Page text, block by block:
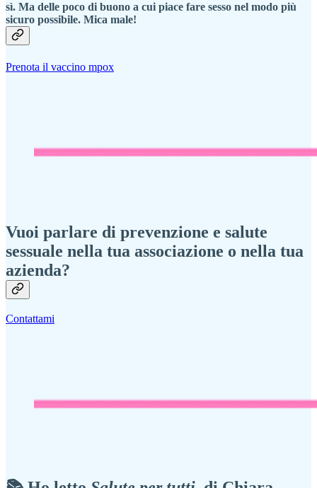
sì. Ma delle poco di buono a cui piace fare sesso nel modo più
sicuro possibile. Mica male!
Prenota il vaccino mpox
Vuoi parlare di prevenzione e salute
sessuale nella tua associazione o nella tua
azienda?
Contattami